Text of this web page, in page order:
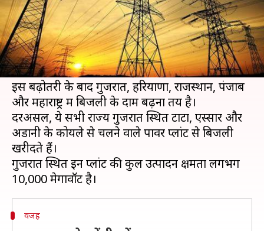
क्या है खबर?
गुजरात सरकार ने राज्य में निजी बिजली वितरण कंपनियों
को टैरिफ बढ़ाने की छूट दे दी है। अब टाटा, अडानी और
एस्सार पावर अपनी दरों में बढ़ोतरी कर सकेंगी।
इस बढ़ोतरी के बाद गुजरात, हरियाणा, राजस्थान, पंजाब
और महाराष्ट्र में बिजली के दाम बढ़ना तय है।
दरअसल, ये सभी राज्य गुजरात स्थित टाटा, एस्सार और
अडानी के कोयले से चलने वाले पावर प्लांट से बिजली
खरीदते हैं।
गुजरात स्थित इन प्लांट की कुल उत्पादन क्षमता लगभग
वजह